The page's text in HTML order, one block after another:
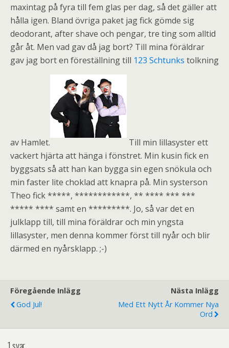
maxintag på fyra till fem glas per dag, så det gäller att
hålla igen. Bland övriga paket jag fick gömde sig
deodorant, after shave och pengar, tre ting som alltid
går åt. Men vad gav då jag bort? Till mina föräldrar
gav jag bort en föreställning till 123 Schtunks tolkning
av Hamlet.
Till min lillasyster ett
vackert hjärta att hänga i fönstret. Min kusin fick en
byggsats så att han kan bygga sin egen snökula och
min faster lite choklad att knapra på. Min systerson
Theo fick *****, ************, ** **** *** ***
***** **** samt en *********. Jo, så var det en
julklapp till, till mina föräldrar och min yngsta
lillasyster, men denna kommer först till nyår och blir
därmed en nyårsklapp. ;-)
Föregående Inlägg
God Jul!
Nästa Inlägg
Med Ett Nytt År Kommer Nya
Ord
1 svar